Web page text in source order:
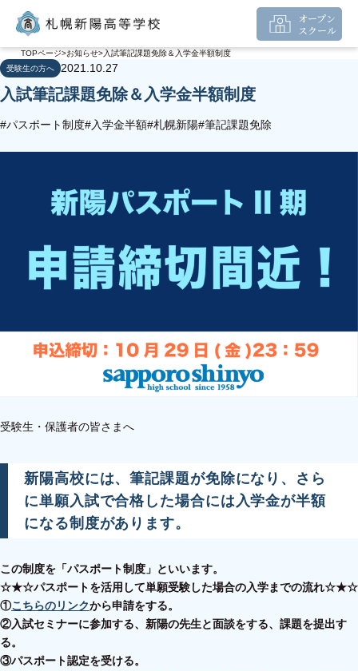
オープン
スクール
TOPページ お知らせ 入試筆記課題免除＆入学金半額制度
受験生の方へ
2021.10.27
入試筆記課題免除＆入学金半額制度
#パスポート制度#入学金半額#札幌新陽#筆記課題免除
受験生・保護者の皆さまへ
新陽高校には、筆記課題が免除になり、 さら
に単願入試で合格した場合には入学金が半額
になる制度があります。
この制度を「パスポート制度」といいます。
☆★☆パスポートを活用して単願受験した場合の入学までの流れ☆★☆
①こちらのリンクから申請をする。
②入試セミナーに参加する、 新陽の先生と面談をする、課題を提出す
る。
③パスポート認定を受ける。